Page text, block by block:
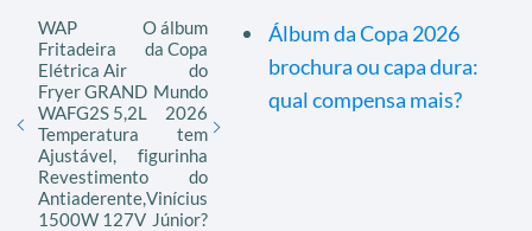
Álbum da Copa 2026
brochura ou capa dura:
qual compensa mais?
WAP
Fritadeira
Elétrica Air
Fryer GRAND
WAFG2S 5,2L
Temperatura
Ajustável,
Revestimento
Antiaderente,
1500W 127V
O álbum
da Copa
do
Mundo
2026
tem
figurinha
do
Vinícius
Júnior?